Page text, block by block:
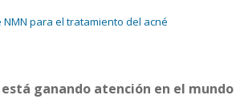
para el tratamiento del acné
ganando atención en el mundo